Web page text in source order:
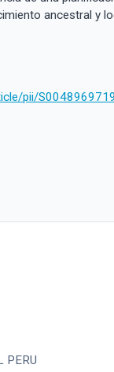
ancestral y
pii/
PERU